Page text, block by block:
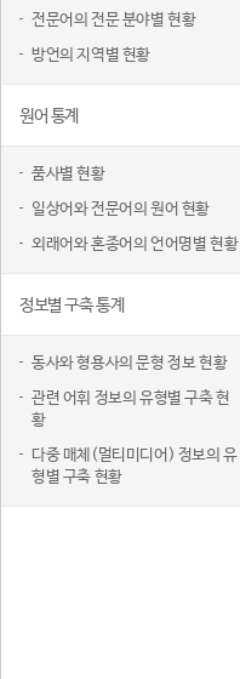
전문어의 전문 분야별 현황
방언의 지역별 현황
원어 통계
품사별 현황
일상어와 전문어의 원어 현황
외래어와 혼종어의 언어명별 현황
정보별 구축 통계
동사와 형용사의 문형 정보 현황
관련 어휘 정보의 유형별 구축 현
황
다중 매체(멀티미디어) 정보의 유
형별 구축 현황